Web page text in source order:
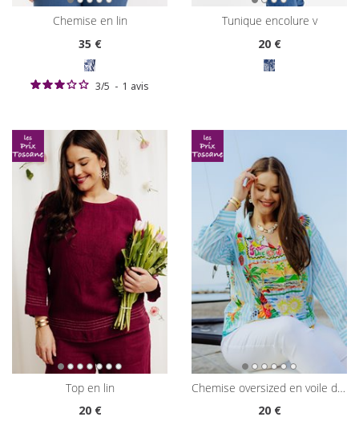
chemise en lin
35€
3/5 - 1 avis
tunique encolure v
20€
top en lin
20€
chemise oversized en voile de coton
20€